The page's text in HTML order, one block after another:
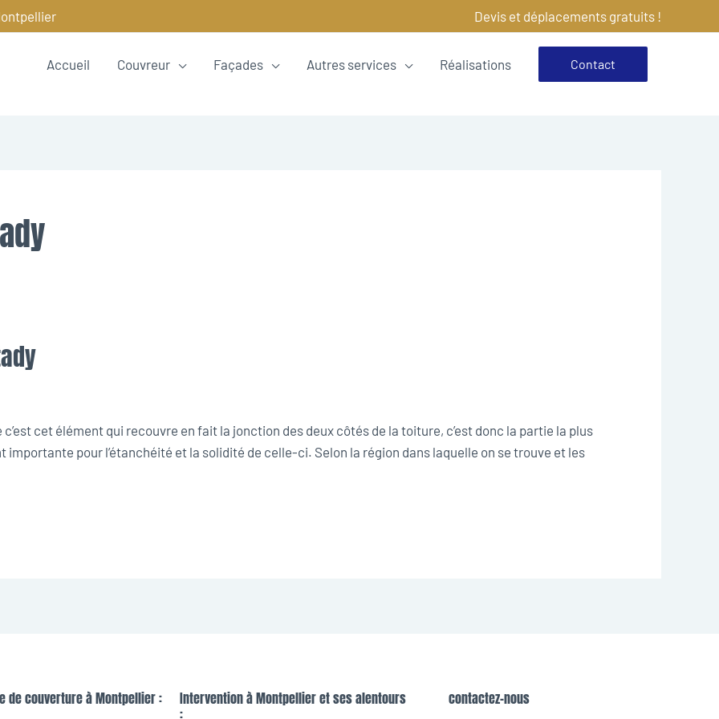
Devis et déplacements gratuits !
Accueil Couvreur Façades Autres services Réalisations Contact
cet élément qui recouvre en fait la jonction des deux côtés de la toiture, c’est donc la partie la plus
pour l’étanchéité et la solidité de celle-ci. Selon la région dans laquelle on se trouve et les
de couverture à Montpellier :
Intervention à Montpellier et ses alentours
:
contactez-nous